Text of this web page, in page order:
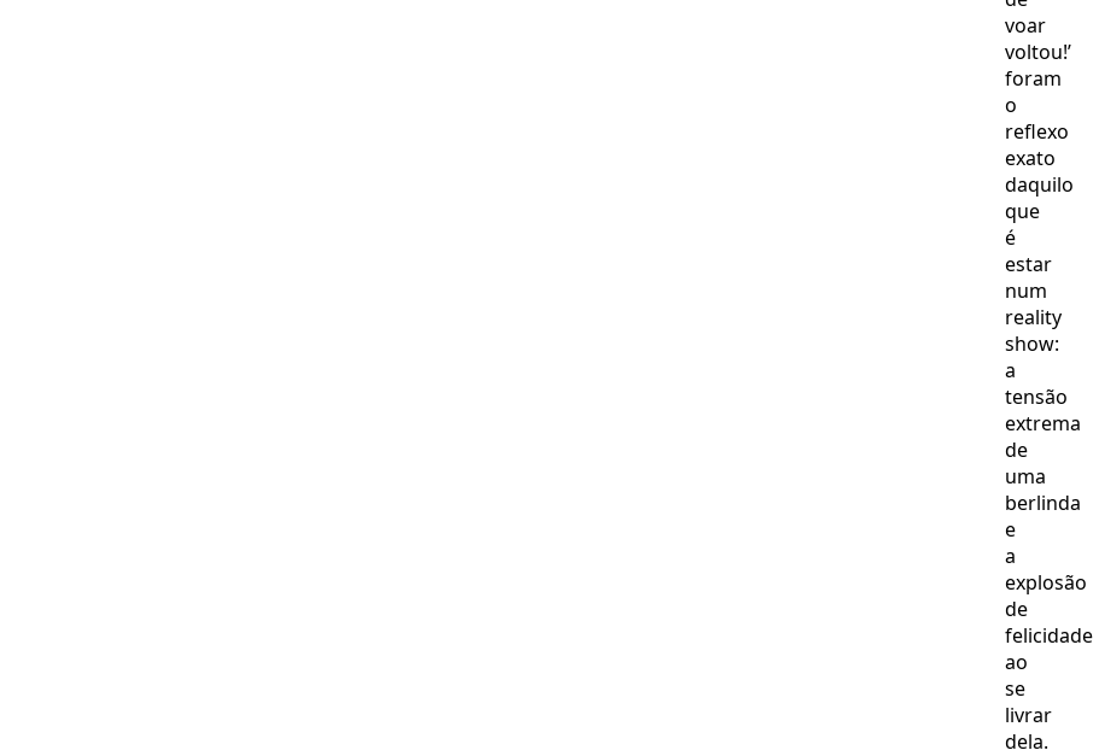
voar
voltou!’
foram
o
reflexo
exato
daquilo
que
é
estar
num
reality
show:
a
tensão
extrema
de
uma
berlinda
e
a
explosão
de
felicidade
ao
se
livrar
dela.